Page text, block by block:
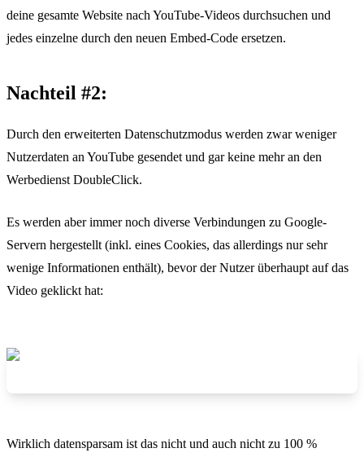
deine gesamte Website nach YouTube-Videos durchsuchen und
jedes einzelne durch den neuen Embed-Code ersetzen.
Nachteil #2:
Durch den erweiterten Datenschutzmodus werden zwar weniger
Nutzerdaten an YouTube gesendet und gar keine mehr an den
Werbedienst DoubleClick.
Es werden aber immer noch diverse Verbindungen zu Google-
Servern hergestellt (inkl. eines Cookies, das allerdings nur sehr
wenige Informationen enthält), bevor der Nutzer überhaupt auf das
Video geklickt hat:
Wirklich datensparsam ist das nicht und auch nicht zu 100 %